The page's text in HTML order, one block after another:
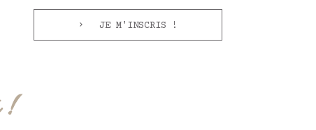
JE M'INSCRIS !
!